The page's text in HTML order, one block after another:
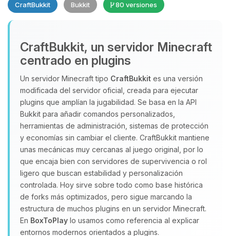
CraftBukkit Bukkit 80 versiones
CraftBukkit, un servidor Minecraft
centrado en plugins
Un servidor Minecraft tipo CraftBukkit es una versión
modificada del servidor oficial, creada para ejecutar
plugins que amplían la jugabilidad. Se basa en la API
Bukkit para añadir comandos personalizados,
herramientas de administración, sistemas de protección
y economías sin cambiar el cliente. CraftBukkit mantiene
unas mecánicas muy cercanas al juego original, por lo
que encaja bien con servidores de supervivencia o rol
ligero que buscan estabilidad y personalización
controlada. Hoy sirve sobre todo como base histórica
de forks más optimizados, pero sigue marcando la
estructura de muchos plugins en un servidor Minecraft.
En BoxToPlay lo usamos como referencia al explicar
entornos modernos orientados a plugins.
Yupi, por fin alguien con quien
hablar! Soy Choupy, tu pequeno
asistente de BoxToPlay. Cuentame
que necesitas y moveré mis
07/08/2026 07:08